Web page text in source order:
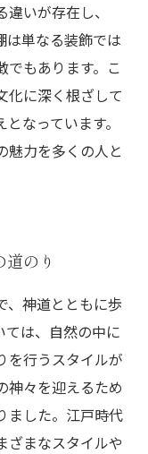
いが存在し、
は単なる装飾では
でもあります。こ
化に深く根ざして
なっています。
魅力を多くの人と
のり
、神道とともに歩
ては、自然の中に
を行うスタイルが
神々を迎えるため
ました。江戸時代
ざまなスタイルや